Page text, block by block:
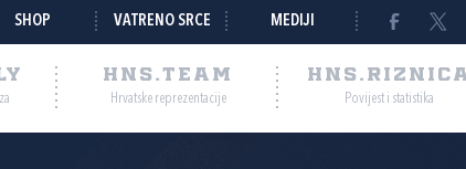
SHOP VATRENO SRCE MEDIJI
HNS.TEAM
Hrvatske reprezentacije Povijest i statistika